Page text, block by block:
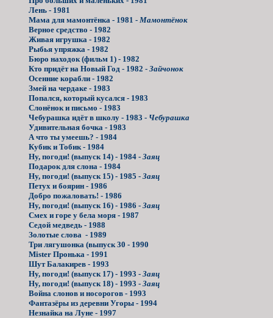
Лень - 1981
Мама для мамонтёнка - 1981 - Мамонтёнок
Верное средство - 1982
Живая игрушка - 1982
Рыбья упряжка - 1982
Бюро находок (фильм 1) - 1982
Кто придёт на Новый Год - 1982 -Зайчонок
Осенние корабли - 1982
Змей на чердаке - 1983
Попался, который кусался - 1983
Слонёнок и письмо - 1983
Чебурашка идёт в школу - 1983 - Чебурашка
Удивительная бочка - 1983
А что ты умеешь? - 1984
Кубик и Тобик - 1984
Ну, погоди! (выпуск 14) - 1984 -Заяц
Подарок для слона - 1984
Ну, погоди! (выпуск 15) - 1985 -Заяц
Петух и боярин - 1986
Добро пожаловать! - 1986
Ну, погоди! (выпуск 16) - 1986 -Заяц
Смех и горе у бела моря - 1987
Седой медведь - 1988
Золотые слова - 1989
Три лягушонка (выпуск 30 - 1990
Mister Пронька - 1991
Шут Балакирев - 1993
Ну, погоди! (выпуск 17) - 1993 -Заяц
Ну, погоди! (выпуск 18) - 1993 -Заяц
Война слонов и носорогов - 1993
Фантазёры из деревни Угоры - 1994
Незнайка на Луне - 1997